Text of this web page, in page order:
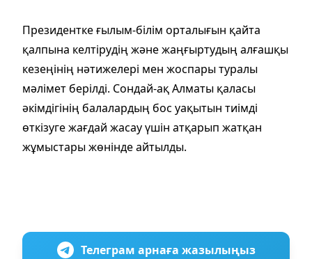
Президентке ғылым-білім орталығын қайта
қалпына келтірудің және жаңғыртудың алғашқы
кезеңінің нәтижелері мен жоспары туралы
мәлімет берілді. Сондай-ақ Алматы қаласы
әкімдігінің балалардың бос уақытын тиімді
өткізуге жағдай жасау үшін атқарып жатқан
жұмыстары жөнінде айтылды.
Телеграм арнаға жазылыңыз